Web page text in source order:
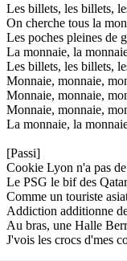
Les billets, les billets,
On cherche tous la
Les poches pleines de
La monnaie, la
Les billets, les billets,
Monnaie, monnaie,
Monnaie, monnaie,
Monnaie, monnaie,
La monnaie, la
[Passi]
Cookie Lyon n'a pas
Le PSG le bif des
Comme un touriste
Addiction additionne
Au bras, une Halle
J'vois les crocs d'mes